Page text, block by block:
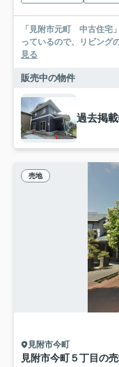
「見附市元町 中古住宅
っているので、リビング
見る
販売中の物件
過去掲
売地
見附市今町
見附市今町５丁目の